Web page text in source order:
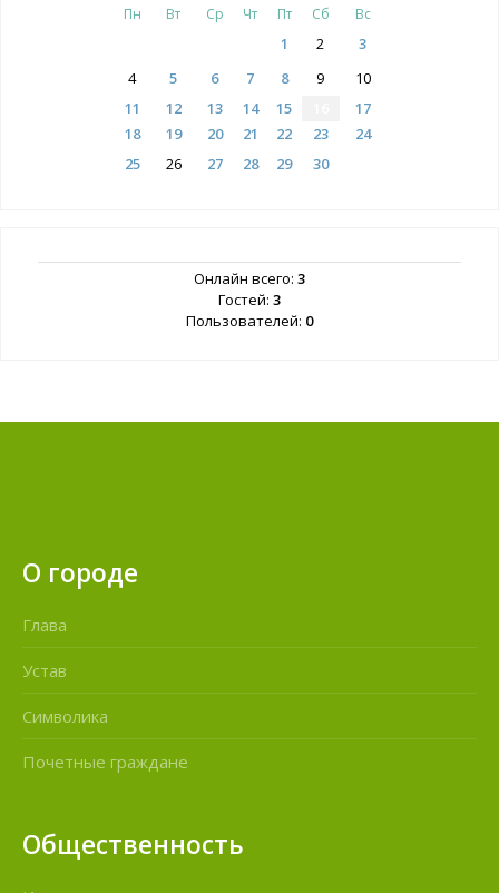
Пн Вт Ср Чт Пт Сб Вс
1 2
3
4
5 6 7 8 9
10
11
12 13 14 15
17
18
19 20 21 22 23
24
25
26 27 28 29 30
Онлайн всего: 3
Гостей: 3
Пользователей: 0
О городе
Глава
Устав
Символика
Почетные граждане
Общественность